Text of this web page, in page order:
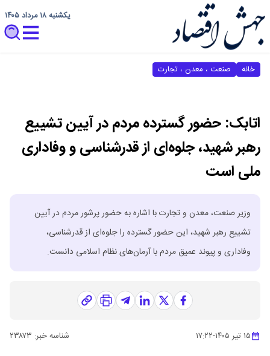
یکشنبه ۱۸ مرداد ۱۴۰۵
خانه صنعت ، معدن ، تجارت
اتابک: حضور گسترده مردم در آیین تشییع
رهبر شهید، جلوه‌ای از قدرشناسی و وفاداری
ملی است
وزیر صنعت، معدن و تجارت با اشاره به حضور پرشور مردم در آیین
تشییع رهبر شهید، این حضور گسترده را جلوه‌ای از قدرشناسی،
وفاداری و پیوند عمیق مردم با آرمان‌های نظام اسلامی دانست.
۱۵ تیر ۱۴۰۵ -۱۷:۲۲ شناسه خبر: ۲۳۸۷۳